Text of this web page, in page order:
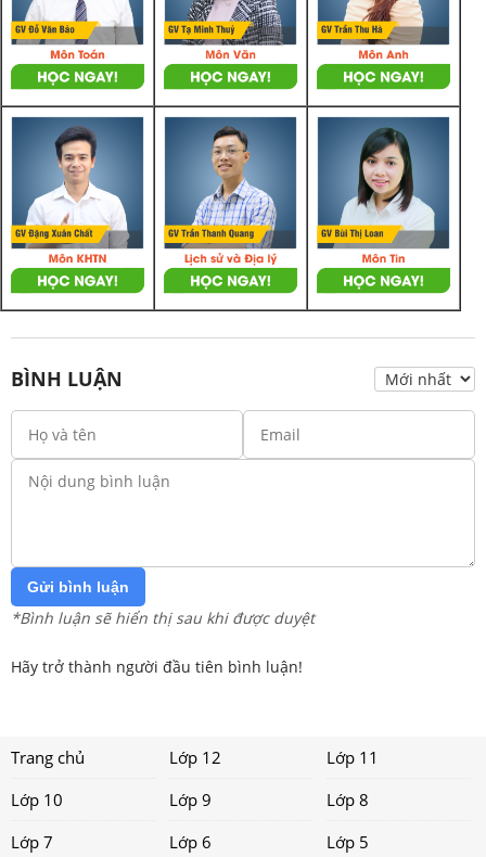
BÌNH LUẬN
Gửi bình luận
*Bình luận sẽ hiển thị sau khi được duyệt
Hãy trở thành người đầu tiên bình luận!
Trang chủ Lớp 12
Lớp 11
Lớp 10
Lớp 9
Lớp 8
Lớp 7
Lớp 6 Lớp 5